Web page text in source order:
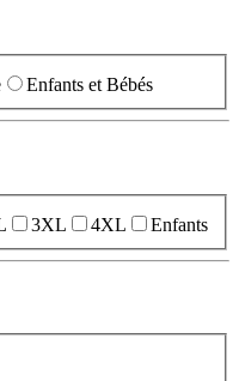
Enfants et Bébés
3XL 4XL Enfants